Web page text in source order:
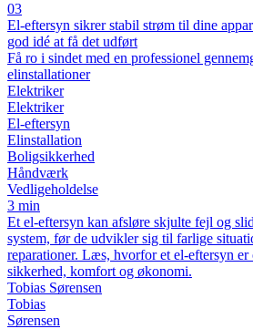
03
El-eftersyn sikrer stabil strøm til dine
god idé at få det udført
Få ro i sindet med en professionel
elinstallationer
Elektriker
Elektriker
El-eftersyn
Elinstallation
Boligsikkerhed
Håndværk
Vedligeholdelse
3 min
Et el-eftersyn kan afsløre skjulte fejl og
system, før de udvikler sig til farlige
reparationer. Læs, hvorfor et el-eftersyn er
sikkerhed, komfort og økonomi.
Tobias Sørensen
Tobias
Sørensen